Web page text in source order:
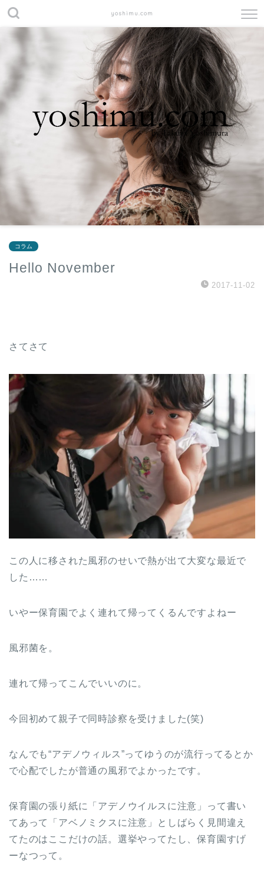
yoshimu.com
コラム
Hello November
2017-11-02
さてさて
この人に移された風邪のせいで熱が出て大変な最近で
した……
いやー保育園でよく連れて帰ってくるんですよねー
風邪菌を。
連れて帰ってこんでいいのに。
今回初めて親子で同時診察を受けました(笑)
なんでも“アデノウィルス”ってゆうのが流行ってるとか
で心配でしたが普通の風邪でよかったです。
保育園の張り紙に「アデノウイルスに注意」って書い
てあって「アベノミクスに注意」としばらく見間違え
てたのはここだけの話。選挙やってたし、保育園すげ
ーなつって。